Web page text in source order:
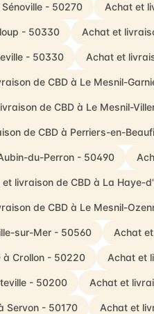
- 50270 Achat et
- 50330 Achat et
- 50330 Achat et
de CBD à Le Mesnil-
de CBD à Le Mesnil-
de CBD à Perriers-en-
du-Perron - 50490
et livraison de CBD à La Haye-
de CBD à Le Mesnil-
sur-Mer - 50560 Achat
à Crollon - 50220 Achat et
- 50200 Achat et
Servon - 50170 Achat et